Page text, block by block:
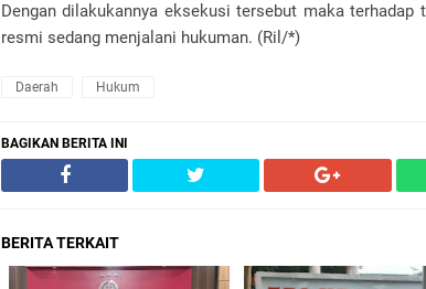
Dengan dilakukannya eksekusi tersebut maka terhadap
resmi sedang menjalani hukuman. (Ril/*)
Daerah Hukum
BAGIKAN BERITA INI
BERITA TERKAIT